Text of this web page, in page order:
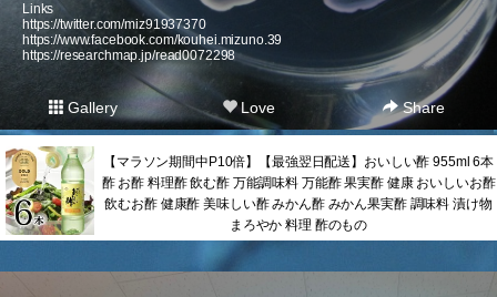
Links
https://twitter.com/miz91937370
https://www.facebook.com/kouhei.mizuno.39
https://researchmap.jp/read0072298
Gallery Love Share
【マラソン期間中P10倍】【最強翌日配送】おいしい酢 955ml 6本
酢 お酢 料理酢 飲む酢 万能調味料 万能酢 果実酢 健康 おいしいお酢
飲むお酢 健康酢 美味しい酢 みかん酢 みかん果実酢 調味料 漬け物
まろやか 料理 酢のもの